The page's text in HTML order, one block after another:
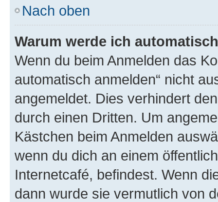
Nach oben
Warum werde ich
Wenn du beim Anmelden das
automatisch anmelden“ nicht
angemeldet. Dies verhindert
durch einen Dritten. Um
Kästchen beim Anmelden
wenn du dich an einem
Internetcafé, befindest. Wenn
dann wurde sie vermutlich von